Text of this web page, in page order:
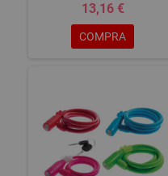
13,16 €
COMPRA